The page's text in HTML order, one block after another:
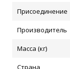
Присоединение
Производитель
Масса (кг)
Страна